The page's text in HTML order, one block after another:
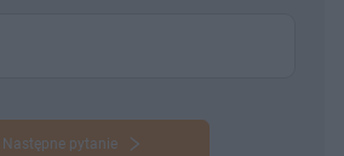
Następne pytanie